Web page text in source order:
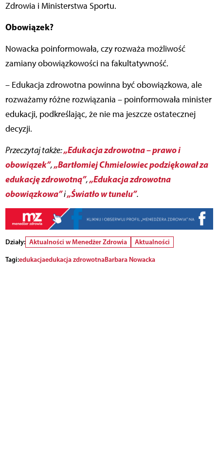
Zdrowia i Ministerstwa Sportu.
Obowiązek?
Nowacka poinformowała, czy rozważa możliwość
zamiany obowiązkowości na fakultatywność.
– Edukacja zdrowotna powinna być obowiązkowa, ale
rozważamy różne rozwiązania – poinformowała minister
edukacji, podkreślając, że nie ma jeszcze ostatecznej
decyzji.
Przeczytaj także:„Edukacja zdrowotna – prawo i
obowiązek”,„Bartłomiej Chmielowiec podziękował za
edukację zdrowotną”,„Edukacja zdrowotna
obowiązkowa”i„Światło w tunelu”.
Działy: Aktualności w Menedżer Zdrowia
Aktualności
Tagi:edukacjaedukacja zdrowotnaBarbara Nowacka